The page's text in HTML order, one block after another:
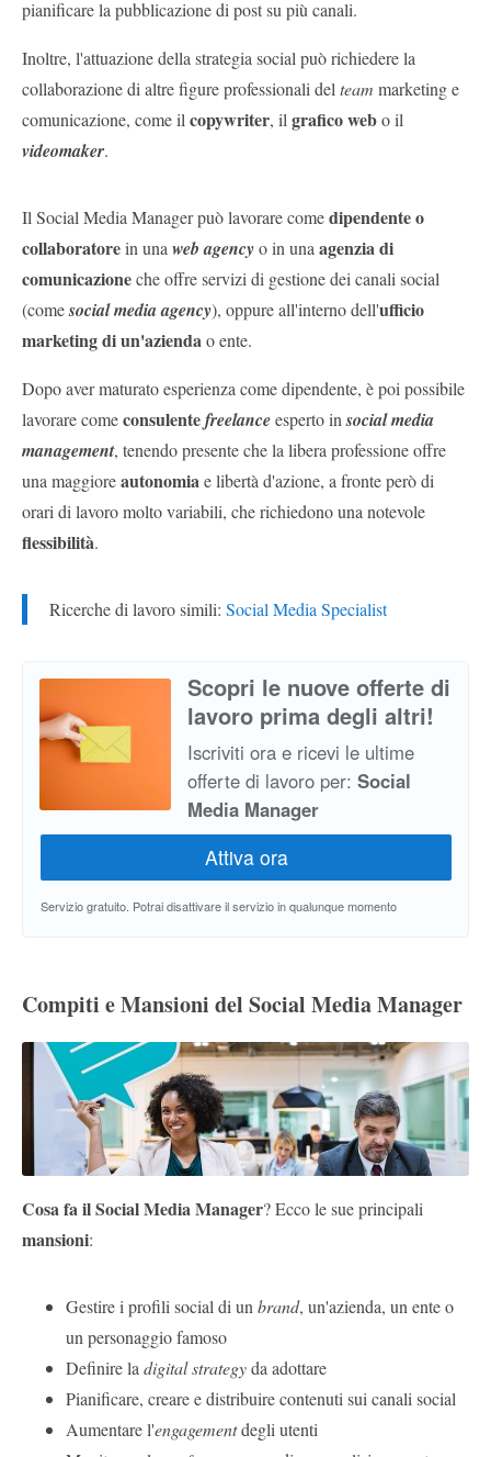
pianificare la pubblicazione di post su più canali.
Inoltre, l'attuazione della strategia social può richiedere la
collaborazione di altre figure professionali del team marketing e
comunicazione, come il copywriter, il grafico webo il
videomaker.
Il Social Media Manager può lavorare comedipendente o
collaboratorein una web agencyo in una agenzia di
comunicazioneche offre servizi di gestione dei canali social
(comesocial media agency), oppure all'interno dell'ufficio
marketing di un'aziendao ente.
Dopo aver maturato esperienza come dipendente, è poi possibile
lavorare comeconsulentefreelanceesperto in social media
management, tenendo presente che la libera professione offre
una maggioreautonomiae libertà d'azione, a fronte però di
orari di lavoro molto variabili, che richiedono una notevole
flessibilità.
Ricerche di lavoro simili: Social Media Specialist
Scopri le nuove offerte di
lavoro prima degli altri!
Iscriviti ora e ricevi le ultime
offerte di lavoro per: Social
Media Manager
Servizio gratuito. Potrai disattivare il servizio in qualunque momento
Compiti e Mansioni del Social Media Manager
Cosa fa il Social Media Manager? Ecco le sue principali
mansioni:
Gestire i profili social di un brand, un'azienda, un ente o
un personaggio famoso
Definire la digital strategyda adottare
Pianificare, creare e distribuire contenuti sui canali social
Aumentare l'engagementdegli utenti